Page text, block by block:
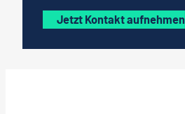
Jetzt Kontakt aufnehmen